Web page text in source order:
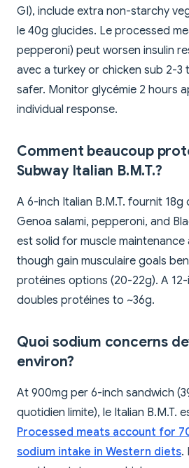
GI), include extra non-starchy
le 40g glucides. Le processed
pepperoni) peut worsen insulin
avec a turkey or chicken sub 2-3
safer. Monitor glycémie 2 hours
individual response.
Comment beaucoup
Subway Italian B.M.T.?
A 6-inch Italian B.M.T. fournit
Genoa salami, pepperoni, and
est solid for muscle maintenance
though gain musculaire goals
protéines options (20-22g). A
doubles protéines to ~36g.
Quoi sodium concerns
environ?
At 900mg per 6-inch sandwich
quotidien limite), le Italian B.M.T.
Processed meats account for
sodium intake in Western diets.